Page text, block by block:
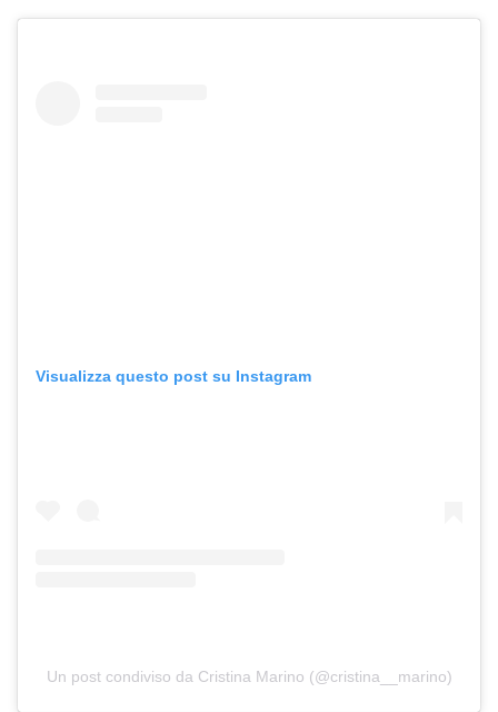
Visualizza questo post su Instagram
Un post condiviso da Cristina Marino (@cristina__marino)